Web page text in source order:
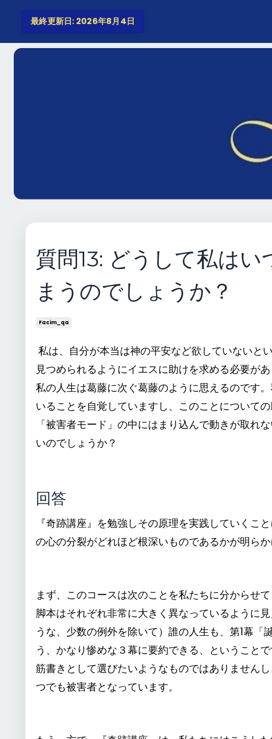
最終更新日: 2026年8月4日
質問13: どうして私は
まうのでしょうか？
Facim_qa
私は、自分が本当は神の平安など欲していないと
見つめられるようにイエスに助けを求める必要が
私の人生は葛藤に次ぐ葛藤のように思えるのです
いることを自覚していますし、このことについて
「被害者モード」の中にはまり込んで動きが取れ
いのでしょうか？
回答
『奇跡講座』を勉強しその原理を実践していくこ
の心の分裂がどれほど根深いものであるかが明ら
まず、このコースは次のことを私たちに分からせ
脚本はそれぞれ非常に大きく異なっているように
うな、少数の例外を除いて）誰の人生も、第1幕
う、かなり惨めな３幕に要約できる、ということ
筋書きとして選びたいようなものではありません
つでも被害者となっています。